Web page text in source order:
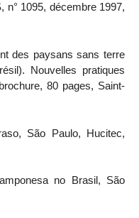
n° 1095, décembre 1997,
des paysans sans terre
Nouvelles pratiques
80 pages, Saint-
São Paulo, Hucitec,
no Brasil, São